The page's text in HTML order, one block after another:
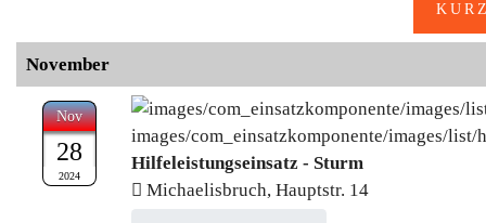
November
Nov
28
2024
Hilfeleistungseinsatz - Sturm
Michaelisbruch, Hauptstr. 14